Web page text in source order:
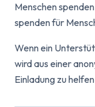
Menschen
spenden für
Wenn ein
wird aus einer
Einladung zu